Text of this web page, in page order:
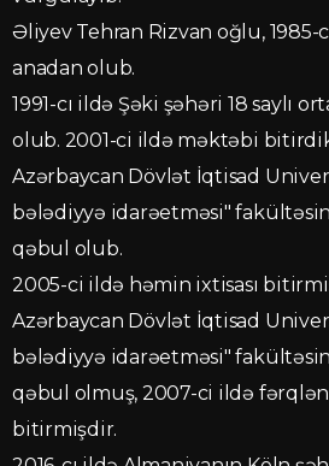
Əliyev Tehran Rizvan oğlu,
anadan olub.
1991-cı ildə Şəki şəhəri 18 saylı
olub. 2001-ci ildə məktəbi
Azərbaycan Dövlət İqtisad
bələdiyyə idarəetməsi"
qəbul olub.
2005-ci ildə həmin ixtisası
Azərbaycan Dövlət İqtisad
bələdiyyə idarəetməsi"
qəbul olmuş, 2007-ci ildə
bitirmişdir.